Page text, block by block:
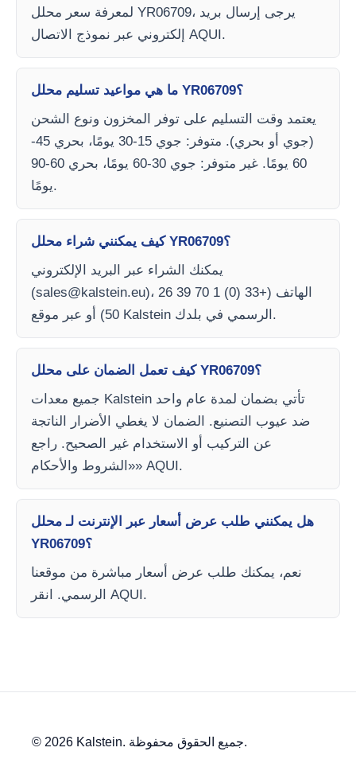
لمعرفة سعر محلل YR06709، يرجى إرسال بريد
إلكتروني عبر نموذج الاتصال AQUI.
ما هي مواعيد تسليم محلل YR06709؟
يعتمد وقت التسليم على توفر المخزون ونوع الشحن
(جوي أو بحري). متوفر: جوي 15-30 يومًا، بحري 45-
60 يومًا. غير متوفر: جوي 30-60 يومًا، بحري 60-90
يومًا.
كيف يمكنني شراء محلل YR06709؟
يمكنك الشراء عبر البريد الإلكتروني
(sales@kalstein.eu)، الهاتف (+33 (0) 1 70 39 26
50) أو عبر موقع Kalstein الرسمي في بلدك.
كيف تعمل الضمان على محلل YR06709؟
جميع معدات Kalstein تأتي بضمان لمدة عام واحد
ضد عيوب التصنيع. الضمان لا يغطي الأضرار الناتجة
عن التركيب أو الاستخدام غير الصحيح. راجع
«الشروط والأحكام» AQUI.
هل يمكنني طلب عرض أسعار عبر الإنترنت لـ محلل
YR06709؟
نعم، يمكنك طلب عرض أسعار مباشرة من موقعنا
الرسمي. انقر AQUI.
© 2026 Kalstein. جميع الحقوق محفوظة.